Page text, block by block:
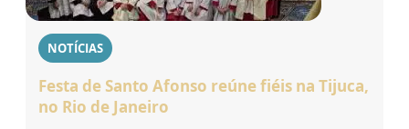
NOTÍCIAS
Festa de Santo Afonso reúne fiéis na Tijuca,
no Rio de Janeiro